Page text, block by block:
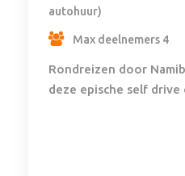
autohuur)
Max deelnemers 4
Rondreizen door
deze epische self